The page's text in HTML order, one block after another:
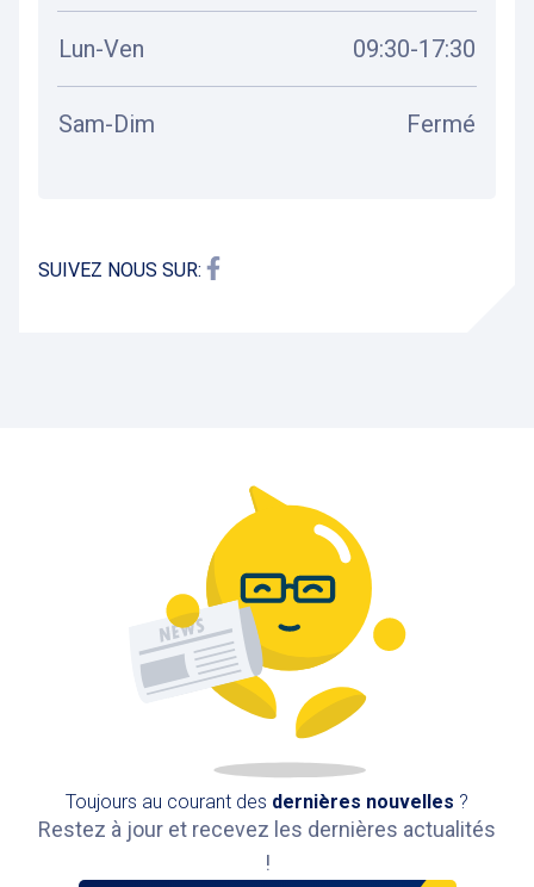
Lun-Ven 09:30-17:30
Sam-Dim Fermé
SUIVEZ NOUS SUR:
Toujours au courant des dernières nouvelles ?
Restez à jour et recevez les dernières actualités
!